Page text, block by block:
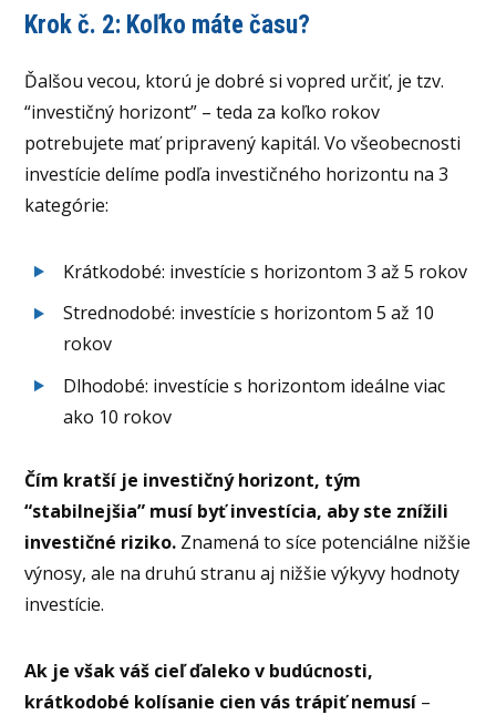
Krok č. 2: Koľko máte času?
Ďalšou vecou, ktorú je dobré si vopred určiť, je tzv.
“investičný horizont” – teda za koľko rokov
potrebujete mať pripravený kapitál. Vo všeobecnosti
investície delíme podľa investičného horizontu na 3
kategórie:
Krátkodobé: investície s horizontom 3 až 5 rokov
Strednodobé: investície s horizontom 5 až 10
rokov
Dlhodobé: investície s horizontom ideálne viac
ako 10 rokov
Čím kratší je investičný horizont, tým
“stabilnejšia” musí byť investícia, aby ste znížili
investičné riziko. Znamená to síce potenciálne nižšie
výnosy, ale na druhú stranu aj nižšie výkyvy hodnoty
investície.
Ak je však váš cieľ ďaleko v budúcnosti,
krátkodobé kolísanie cien vás trápiť nemusí –